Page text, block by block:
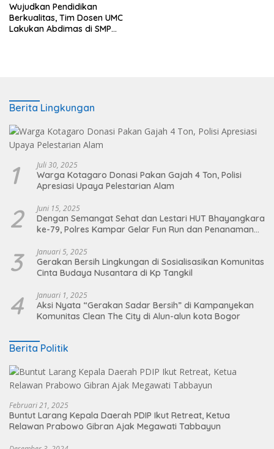
Wujudkan Pendidikan
Berkualitas, Tim Dosen UMC
Lakukan Abdimas di SMP
Berita Lingkungan
1 Juli 30, 2025
Warga Kotagaro Donasi Pakan Gajah 4 Ton, Polisi
Apresiasi Upaya Pelestarian Alam
2 Juni 15, 2025
Dengan Semangat Sehat dan Lestari HUT Bhayangkara
ke-79, Polres Kampar Gelar Fun Run dan Penanaman
3 Januari 5, 2025
Gerakan Bersih Lingkungan di Sosialisasikan Komunitas
Cinta Budaya Nusantara di Kp Tangkil
4 Januari 1, 2025
Aksi Nyata “Gerakan Sadar Bersih” di Kampanyekan
Komunitas Clean The City di Alun-alun kota Bogor
Berita Politik
Februari 21, 2025
Buntut Larang Kepala Daerah PDIP Ikut Retreat, Ketua
Relawan Prabowo Gibran Ajak Megawati Tabbayun